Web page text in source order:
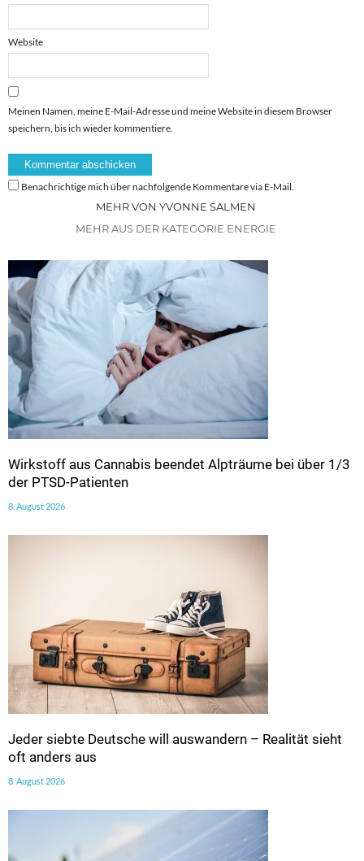
Website
Meinen Namen, meine E-Mail-Adresse und meine Website in diesem Browser
speichern, bis ich wieder kommentiere.
Benachrichtige mich über nachfolgende Kommentare via E-Mail.
MEHR VON YVONNE SALMEN
MEHR AUS DER KATEGORIE ENERGIE
Wirkstoff aus Cannabis beendet Alpträume bei über 1/3
der PTSD-Patienten
8. August 2026
Jeder siebte Deutsche will auswandern – Realität sieht
oft anders aus
8. August 2026